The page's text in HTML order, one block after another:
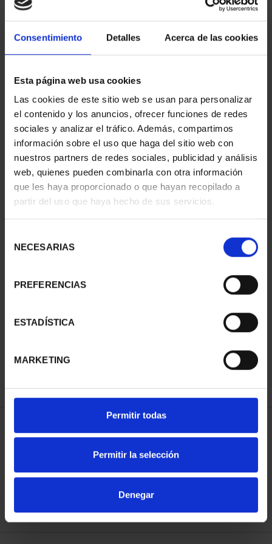
Consentimiento Detalles Acerca de las cookies
Esta página web usa cookies
Las cookies de este sitio web se usan para personalizar
el contenido y los anuncios, ofrecer funciones de redes
sociales y analizar el tráfico. Además, compartimos
información sobre el uso que haga del sitio web con
nuestros partners de redes sociales, publicidad y análisis
web, quienes pueden combinarla con otra información
que les haya proporcionado o que hayan recopilado a
partir del uso que haya hecho de sus servicios.
NECESARIAS
PREFERENCIAS
ESTADÍSTICA
MARKETING
Permitir todas
Permitir la selección
Denegar
SUBSCRIPTION
CAPITALS OF SPAIN 1
€949.00
Only for registered users
SUBSCRIPTION
CAPITALS OF SPAIN 2
€949.00
Only for registered users
SUBSCRIPTION
SUBSCRIPTION
CAPITALS OF SPAIN 4
Only for registered users
SORT BY:
REFINE